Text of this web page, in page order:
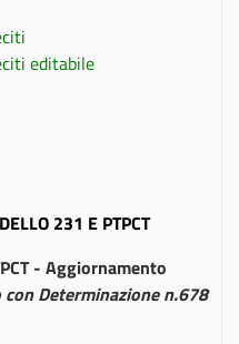
editabile
231 E PTPCT
- Aggiornamento
Determinazione n.678